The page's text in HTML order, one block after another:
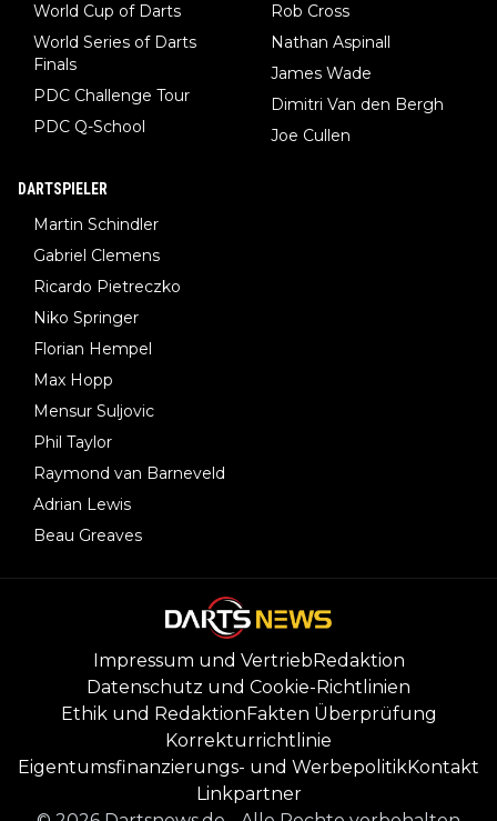
World Cup of Darts
World Series of Darts
Finals
PDC Challenge Tour
PDC Q-School
Rob Cross
Nathan Aspinall
James Wade
Dimitri Van den Bergh
Joe Cullen
DARTSPIELER
Martin Schindler
Gabriel Clemens
Ricardo Pietreczko
Niko Springer
Florian Hempel
Max Hopp
Mensur Suljovic
Phil Taylor
Raymond van Barneveld
Adrian Lewis
Beau Greaves
Impressum und VertriebRedaktion
Datenschutz und Cookie-Richtlinien
Ethik und RedaktionFakten Überprüfung
Korrekturrichtlinie
Eigentumsfinanzierungs- und WerbepolitikKontakt
Linkpartner